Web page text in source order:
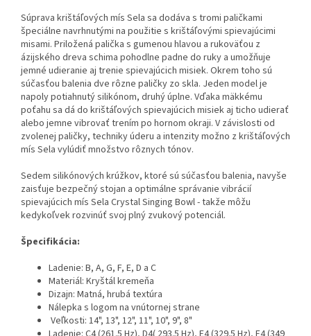
Súprava krištáľových mís Sela sa dodáva s tromi paličkami
špeciálne navrhnutými na použitie s krištáľovými spievajúcimi
misami. Priložená palička s gumenou hlavou a rukoväťou z
ázijského dreva schima pohodlne padne do ruky a umožňuje
jemné udieranie aj trenie spievajúcich misiek. Okrem toho sú
súčasťou balenia dve rôzne paličky zo skla. Jeden model je
napoly potiahnutý silikónom, druhý úplne. Vďaka mäkkému
poťahu sa dá do krištáľových spievajúcich misiek aj ticho udierať
alebo jemne vibrovať trením po hornom okraji. V závislosti od
zvolenej paličky, techniky úderu a intenzity možno z krištáľových
mís Sela vylúdiť množstvo rôznych tónov.
Sedem silikónových krúžkov, ktoré sú súčasťou balenia, navyše
zaisťuje bezpečný stojan a optimálne správanie vibrácií
spievajúcich mís Sela Crystal Singing Bowl - takže môžu
kedykoľvek rozvinúť svoj plný zvukový potenciál.
Špecifikácia:
Ladenie: B, A, G, F, E, D a C
Materiál: Kryštál kremeňa
Dizajn: Matná, hrubá textúra
Nálepka s logom na vnútornej strane
Veľkosti: 14", 13", 12", 11", 10", 9", 8"